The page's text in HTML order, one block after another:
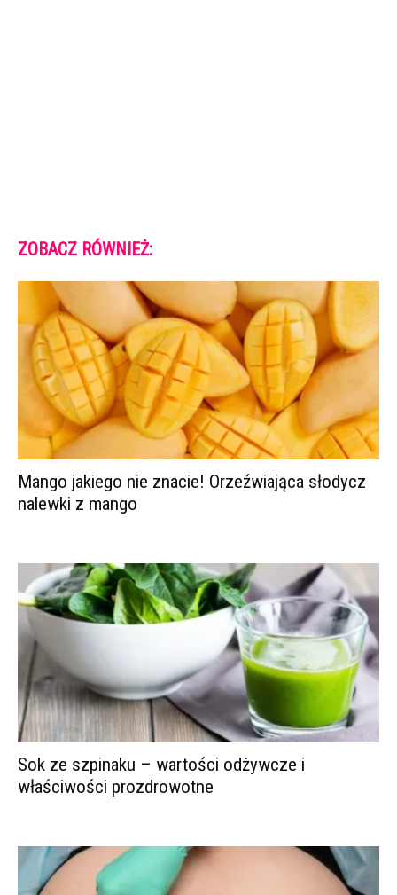
ZOBACZ RÓWNIEŻ:
Mango jakiego nie znacie! Orzeźwiająca słodycz
nalewki z mango
Sok ze szpinaku – wartości odżywcze i
właściwości prozdrowotne